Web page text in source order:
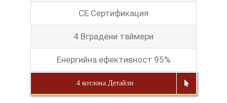
CE Сертификация
4 Вградени таймери
Енергийна ефективност 95%
4 котлона Детайли